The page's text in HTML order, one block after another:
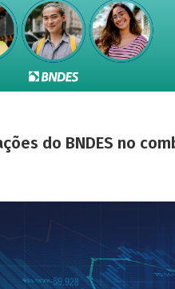
do BNDES no